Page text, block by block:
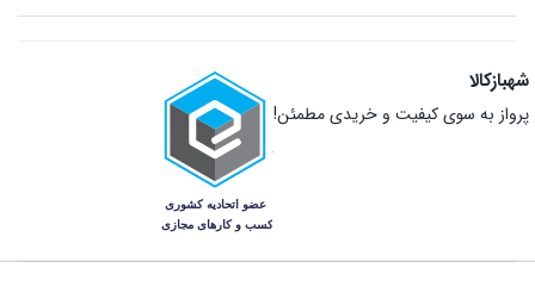
شهبازکالا
پرواز به سوی کیفیت و خریدی مطمئن!